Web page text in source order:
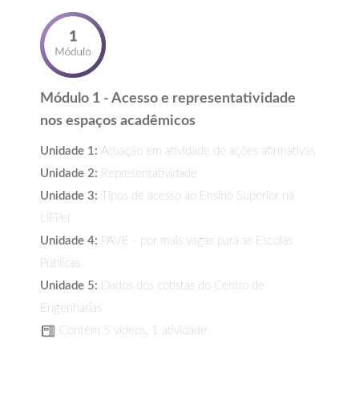
Módulo 1 - Acesso e representatividade
nos espaços acadêmicos
Unidade 1: Atuação em atividade de ações afirmativas
Unidade 2: Representatividade
Unidade 3: Tipos de acesso ao Ensino Superior na
UFPel
Unidade 4: PAVE - por mais vagas para as Escolas
Públicas
Unidade 5: Dados dos cotistas do Centro de
Engenharias
Contém 5 vídeos, 1 atividade